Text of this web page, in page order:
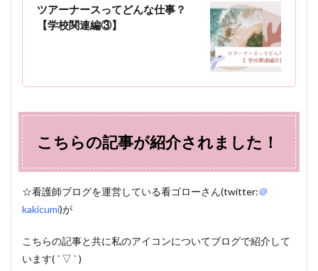
ツアーナースってどんな仕事？
【学校関連編③】
こちらの記事が紹介されました！
☆看護師ブログを運営している看ゴローさん(twitter:＠
kakicumi)が
こちらの記事と共に私のアイコンについてブログで紹介して
います( ´ ▽ ` )